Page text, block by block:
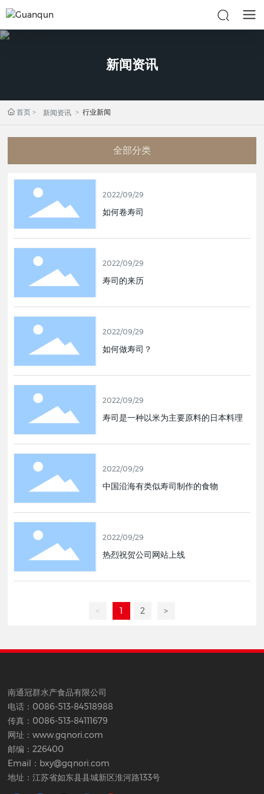
新闻资讯
首页 新闻资讯 行业新闻
全部分类
2022/09/29
如何卷寿司
2022/09/29
寿司的来历
2022/09/29
如何做寿司？
2022/09/29
寿司是一种以米为主要原料的日本料理
2022/09/29
中国沿海有类似寿司制作的食物
2022/09/29
热烈祝贺公司网站上线
< 1 2 >
南通冠群水产食品有限公司
电话： 0086-513-84518988
传真：0086-513-84111679
网址：www.gqnori.com
邮编：226400
Email： bxy@gqnori.com
地址：江苏省如东县县城新区淮河路133号